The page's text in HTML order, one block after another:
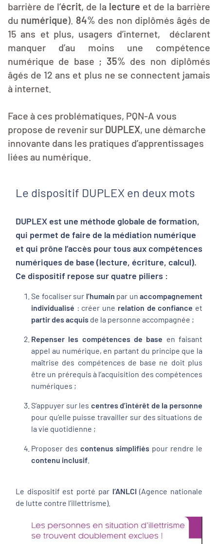
barrière de l’écrit, de la lecture et de la barrière
du numérique). 84% des non diplômés âgés de
15 ans et plus, usagers d’internet, déclarent
manquer d’au moins une compétence
numérique de base ; 35% des non diplômés
âgés de 12 ans et plus ne se connectent jamais
à internet.
Face à ces problématiques, PQN-A vous
propose de revenir sur DUPLEX, une démarche
innovante dans les pratiques d’apprentissages
liées au numérique.
Le dispositif DUPLEX en deux mots
DUPLEX est une méthode globale de formation,
qui permet de faire de la médiation numérique
et qui prône l’accès pour tous aux compétences
numériques de base (lecture, écriture, calcul).
Ce dispositif repose sur quatre piliers :
Se focaliser sur l’humain par un accompagnement
individualisé : créer une relation de confiance et
partir des acquis de la personne accompagnée ;
Repenser les compétences de base en faisant
appel au numérique, en partant du principe que la
maîtrise des compétences de base ne doit plus
être un prérequis à l’acquisition des compétences
numériques ;
S’appuyer sur les centres d’intérêt de la personne
pour qu’elle puisse travailler sur des situations de
la vie quotidienne ;
Proposer des contenus simplifiés pour rendre le
contenu inclusif
Le dispositif est porté par l’ANLCI (Agence nationale
de lutte contre l’illettrisme).